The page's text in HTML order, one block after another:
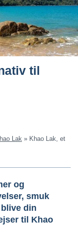
til
Lak » Khao Lak, et
og
smuk
din
til Khao